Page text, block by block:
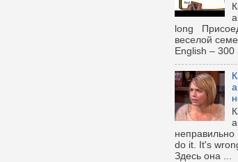
long
веселой
English – 300
do it. It's
Здесь она ...